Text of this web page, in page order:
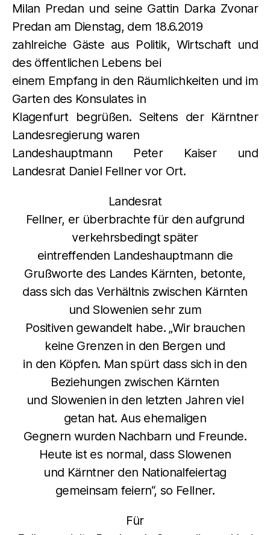
Milan Predan und seine Gattin Darka Zvonar
Predan am Dienstag, dem 18.6.2019
zahlreiche Gäste aus Politik, Wirtschaft und
des öffentlichen Lebens bei
einem Empfang in den Räumlichkeiten und im
Garten des Konsulates in
Klagenfurt begrüßen. Seitens der Kärntner
Landesregierung waren
Landeshauptmann Peter Kaiser und
Landesrat Daniel Fellner vor Ort.
Landesrat
Fellner, er überbrachte für den aufgrund
verkehrsbedingt später
eintreffenden Landeshauptmann die
Grußworte des Landes Kärnten, betonte,
dass sich das Verhältnis zwischen Kärnten
und Slowenien sehr zum
Positiven gewandelt habe. „Wir brauchen
keine Grenzen in den Bergen und
in den Köpfen. Man spürt dass sich in den
Beziehungen zwischen Kärnten
und Slowenien in den letzten Jahren viel
getan hat. Aus ehemaligen
Gegnern wurden Nachbarn und Freunde.
Heute ist es normal, dass Slowenen
und Kärntner den Nationalfeiertag
gemeinsam feiern“, so Fellner.
Für